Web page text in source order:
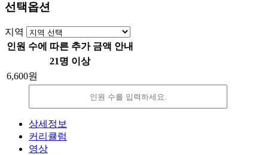
선택옵션
지역
인원 수에 따른 추가 금액 안내
21명 이상
6,600원
상세정보
커리큘럼
영상